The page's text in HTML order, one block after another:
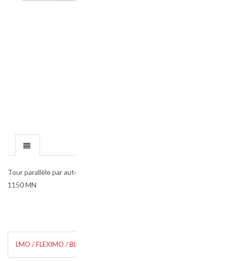
Tour parallèle par auto apprentissage – TUR
1150 MN
LMO / FLEXIMO / BLI